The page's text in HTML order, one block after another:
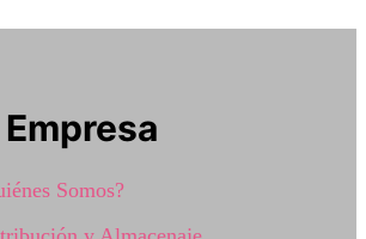
Somos?